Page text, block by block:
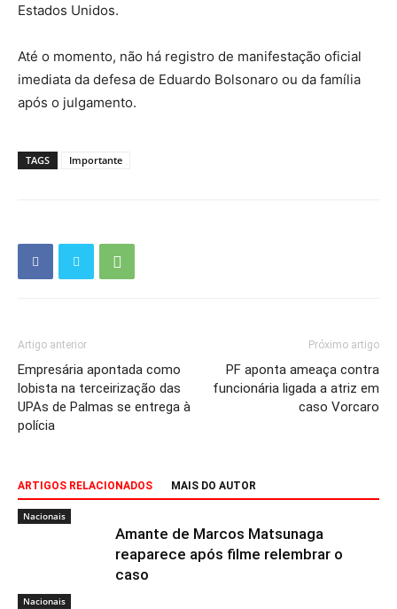
Estados Unidos.
Até o momento, não há registro de manifestação oficial
imediata da defesa de Eduardo Bolsonaro ou da família
após o julgamento.
TAGS Importante
Artigo anterior
Empresária apontada como
lobista na terceirização das
UPAs de Palmas se entrega à
polícia
Próximo artigo
PF aponta ameaça contra
funcionária ligada a atriz em
caso Vorcaro
ARTIGOS RELACIONADOS MAIS DO AUTOR
Nacionais
Amante de Marcos Matsunaga
reaparece após filme relembrar o
caso
Nacionais